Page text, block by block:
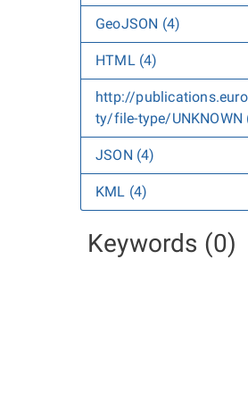
GeoJSON (4)
HTML (4)
http://
ty/file-type/UNKNOWN
JSON (4)
KML (4)
Keywords (0)